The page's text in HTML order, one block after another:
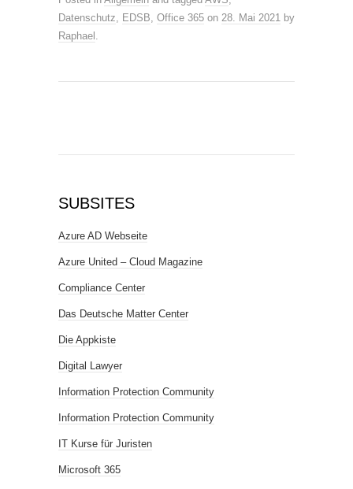
Datenschutz, EDSB, Office 365 on 28. Mai 2021 by
Raphael .
SUBSITES
Azure AD Webseite
Azure United – Cloud Magazine
Compliance Center
Das Deutsche Matter Center
Die Appkiste
Digital Lawyer
Information Protection Community
Information Protection Community
IT Kurse für Juristen
Microsoft 365